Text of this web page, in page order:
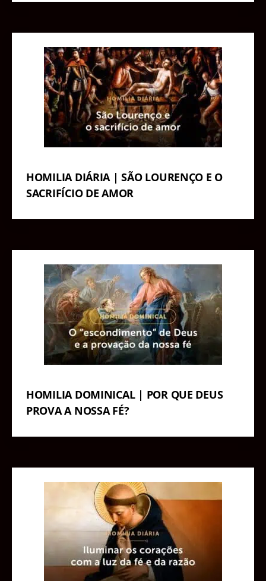
HOMILIA DIÁRIA | SÃO LOURENÇO E O
SACRIFÍCIO DE AMOR
HOMILIA DOMINICAL | POR QUE DEUS
PROVA A NOSSA FÉ?